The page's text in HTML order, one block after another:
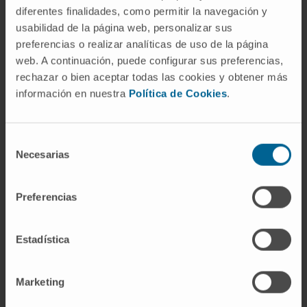
diferentes finalidades, como permitir la navegación y
usabilidad de la página web, personalizar sus
preferencias o realizar analíticas de uso de la página
web. A continuación, puede configurar sus preferencias,
rechazar o bien aceptar todas las cookies y obtener más
información en nuestra Política de Cookies.
Necesarias
Preferencias
Estadística
Marketing
en niños.
Consulte también la información
clínica completa sobre el
diagnóstico y opciones de corrección,
Entradas relacionadas en el